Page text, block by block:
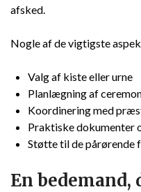
afsked.
Nogle af de vigtigste
Valg af kiste eller urne
Planlægning af
Koordinering med
Praktiske dokumenter
Støtte til de pårørende
En